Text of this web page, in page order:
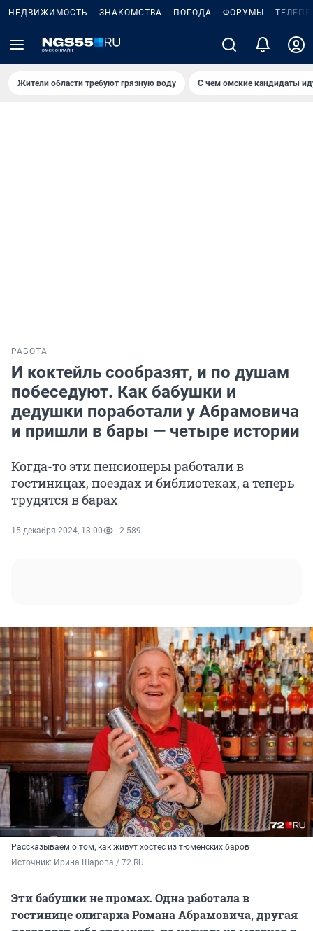
НЕДВИЖИМОСТЬ ЗНАКОМСТВА ПОГОДА ФОРУМЫ
Жители области требуют грязную воду С чем омские кандидаты
РАБОТА
И коктейль сообразят, и по душам
побеседуют. Как бабушки и
дедушки поработали у Абрамовича
и пришли в бары — четыре истории
Когда-то эти пенсионеры работали в
гостиницах, поездах и библиотеках, а теперь
трудятся в барах
15 декабря 2024, 13:00 2 589
Рассказываем о том, как живут хостес из тюменских баров
Источник: Ирина Шарова / 72.RU
Эти бабушки не промах. Одна работала в
гостинице олигарха Романа Абрамовича, другая